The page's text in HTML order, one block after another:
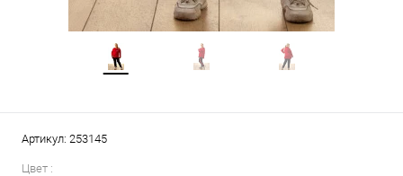
Артикул: 253145
Цвет :